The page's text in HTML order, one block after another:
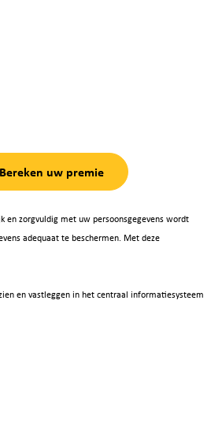
Bereken uw premie
en zorgvuldig met uw persoonsgegevens wordt
adequaat te beschermen. Met deze
en vastleggen in het centraal informatiesysteem